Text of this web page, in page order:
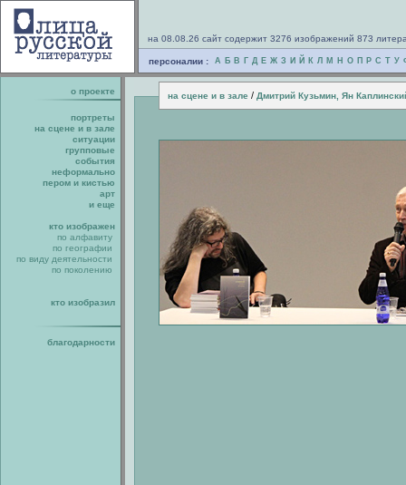
на 08.08.26 сайт содержит 3276 изображений 873
персоналии : А Б В Г Д Е Ж З И Й К Л М Н О П Р С Т У
о проекте на сцене и в зале / Дмитрий Кузьмин, Ян
портреты
на сцене и в зале
ситуации
групповые
события
неформально
пером и кистью
арт
и еще
кто изображен
по алфавиту
по географии
по виду деятельности
по поколению
кто изобразил
благодарности